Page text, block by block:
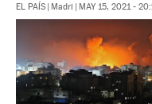
EL PAÍS | Madri | MAY 15, 2021 -